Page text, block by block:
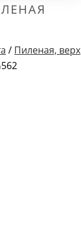
/ Пиленая, верх